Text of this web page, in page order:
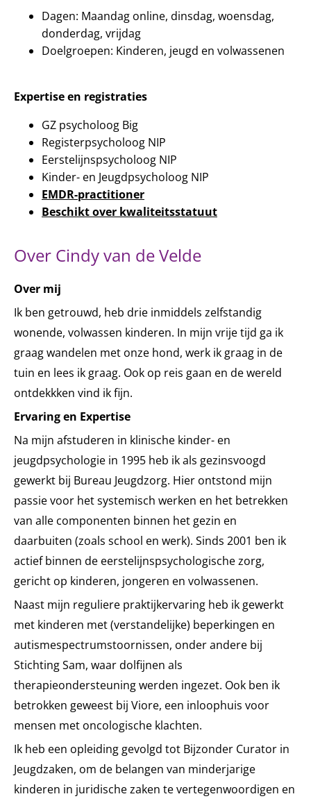
Dagen: Maandag online, dinsdag, woensdag,
donderdag, vrijdag
Doelgroepen: Kinderen, jeugd en volwassenen
Expertise en registraties
GZ psycholoog Big
Registerpsycholoog NIP
Eerstelijnspsycholoog NIP
Kinder- en Jeugdpsycholoog NIP
EMDR-practitioner
Beschikt over kwaliteitsstatuut
Over Cindy van de Velde
Over mij
Ik ben getrouwd, heb drie inmiddels zelfstandig
wonende, volwassen kinderen. In mijn vrije tijd ga ik
graag wandelen met onze hond, werk ik graag in de
tuin en lees ik graag. Ook op reis gaan en de wereld
ontdekkken vind ik fijn.
Ervaring en Expertise
Na mijn afstuderen in klinische kinder- en
jeugdpsychologie in 1995 heb ik als gezinsvoogd
gewerkt bij Bureau Jeugdzorg. Hier ontstond mijn
passie voor het systemisch werken en het betrekken
van alle componenten binnen het gezin en
daarbuiten (zoals school en werk). Sinds 2001 ben ik
actief binnen de eerstelijnspsychologische zorg,
gericht op kinderen, jongeren en volwassenen.
Naast mijn reguliere praktijkervaring heb ik gewerkt
met kinderen met (verstandelijke) beperkingen en
autismespectrumstoornissen, onder andere bij
Stichting Sam, waar dolfijnen als
therapieondersteuning werden ingezet. Ook ben ik
betrokken geweest bij Viore, een inloophuis voor
mensen met oncologische klachten.
Ik heb een opleiding gevolgd tot Bijzonder Curator in
Jeugdzaken, om de belangen van minderjarige
kinderen in juridische zaken te vertegenwoordigen en